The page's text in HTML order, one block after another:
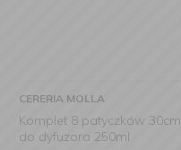
CERERIA MOLLA
Komplet 8 patyczków 30cm
do dyfuzora 250ml